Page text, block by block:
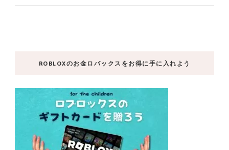
ROBLOXのお金ロバックスをお得に手に入れよう